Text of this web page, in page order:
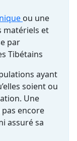
ou une
matériels et
par
Tibétains
ayant
soient ou
Une
encore
assuré sa